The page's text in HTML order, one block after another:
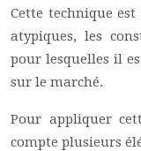
Cette technique
atypiques, les
pour lesquelles il
sur le marché.
Pour appliquer
compte plusieurs